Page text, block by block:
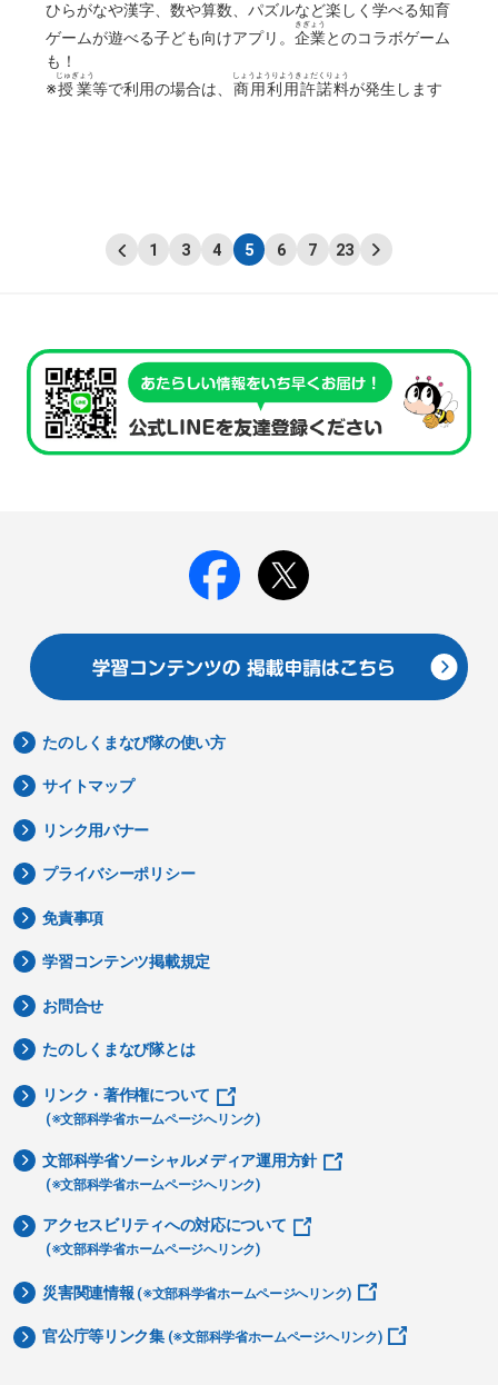
ひらがなや漢字、数や算数、パズルなど楽しく学べる知育
ゲームが遊べる子ども向けアプリ。企業
きぎょう
とのコラボゲーム
も！
※授業
じゅぎょう
等で利用の場合は、 商用利用許諾料
しょうようりようきょだくりょう
が発生します
1 3 4 5 6 7 23
たのしくまなび隊の使い方
サイトマップ
リンク用バナー
プライバシーポリシー
免責事項
学習コンテンツ掲載規定
お問合せ
たのしくまなび隊とは
リンク・著作権について
(※文部科学省ホームページへリンク)
文部科学省ソーシャルメディア運用方針
(※文部科学省ホームページへリンク)
アクセスビリティへの対応について
(※文部科学省ホームページへリンク)
災害関連情報 (※文部科学省ホームページへリンク)
官公庁等リンク集(※文部科学省ホームページへリンク)